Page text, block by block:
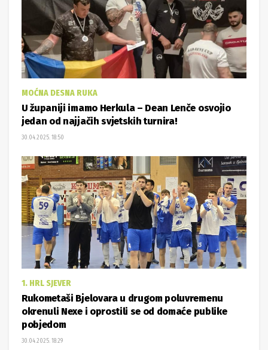
MOĆNA DESNA RUKA
U županiji imamo Herkula – Dean Lenče osvojio
jedan od najjačih svjetskih turnira!
30.04.2025. 18:50
1. HRL SJEVER
Rukometaši Bjelovara u drugom poluvremenu
okrenuli Nexe i oprostili se od domaće publike
pobjedom
30.04.2025. 18:29